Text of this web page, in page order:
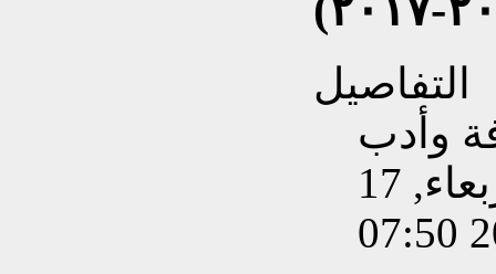
التفاصيل
وأدب
تم إنشاءه بتاريخ الأربعاء, 17